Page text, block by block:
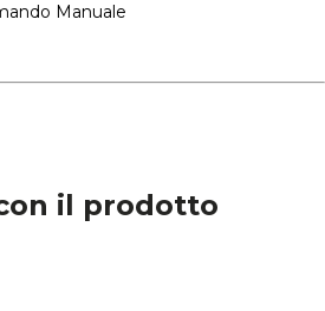
Manuale
il prodotto